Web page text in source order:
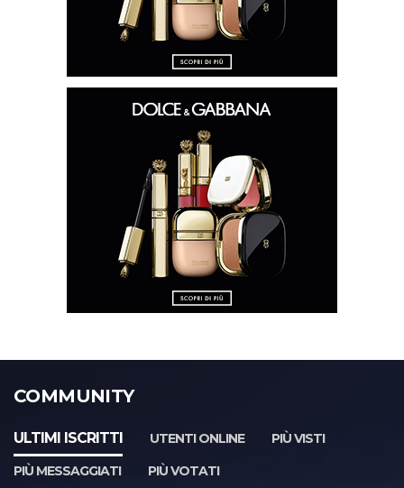
COMMUNITY
ULTIMI ISCRITTI UTENTI ONLINE
PIÙ VISTI
PIÙ MESSAGGIATI
PIÙ VOTATI